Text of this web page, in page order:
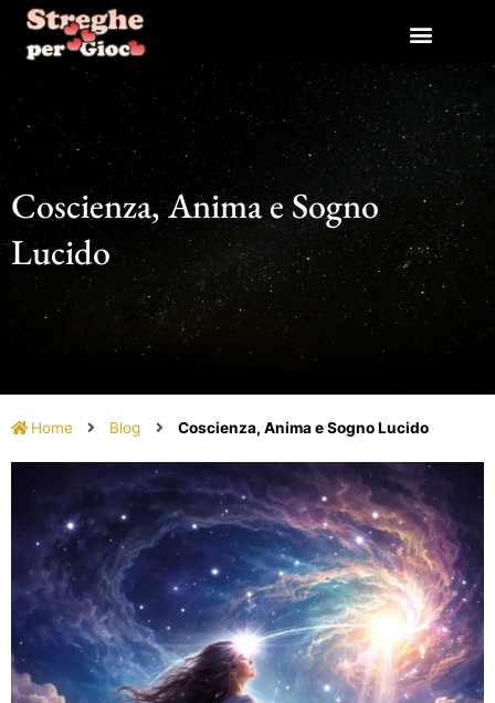
contenuto
Coscienza, Anima e Sogno
Lucido
Home Blog Coscienza, Anima e Sogno Lucido